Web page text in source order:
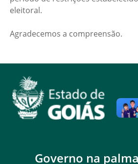
eleitoral.
Agradecemos a compreensão.
Governo na